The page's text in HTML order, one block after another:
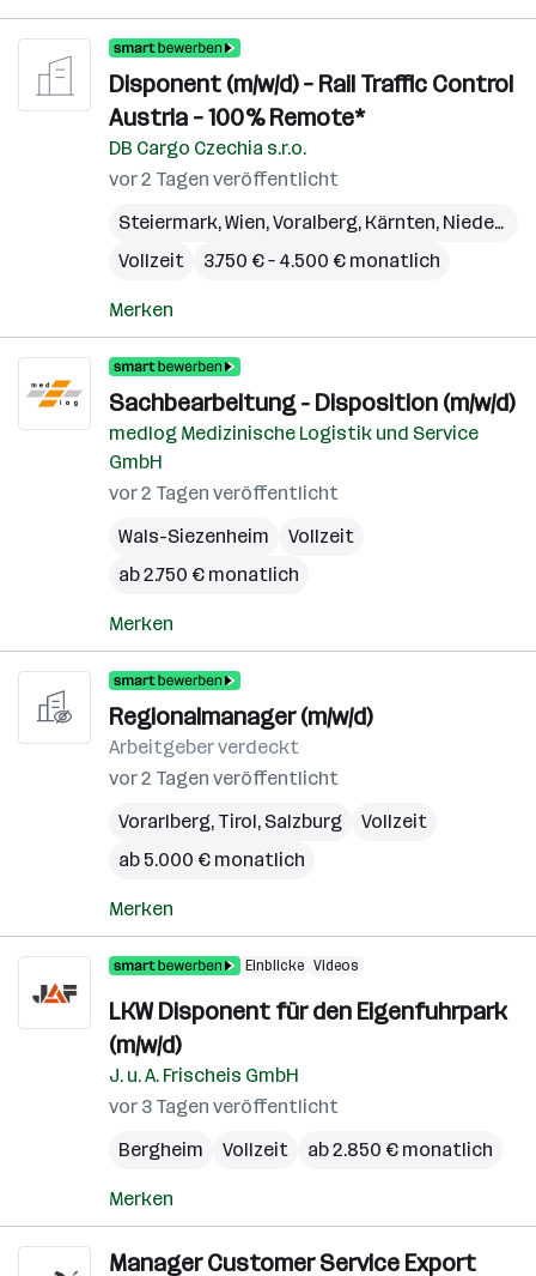
Disponent (m/w/d) – Rail Traffic Control
Austria – 100% Remote*
DB Cargo Czechia s.r.o.
vor 2 Tagen veröffentlicht
Steiermark,Wien,Voralberg, Kärnten, Niederösterreich
Vollzeit
3.750 € – 4.500 € monatlich
Merken
Sachbearbeitung - Disposition (m/w/d)
medlog Medizinische Logistik und Service
GmbH
vor 2 Tagen veröffentlicht
Wals-Siezenheim
Vollzeit
ab 2.750 € monatlich
Merken
Regionalmanager (m/w/d)
Arbeitgeber verdeckt
vor 2 Tagen veröffentlicht
Vorarlberg, Tirol, Salzburg
Vollzeit
ab 5.000 € monatlich
Merken
Einblicke Videos
LKW Disponent für den Eigenfuhrpark
(m/w/d)
J. u. A. Frischeis GmbH
vor 3 Tagen veröffentlicht
Bergheim
Vollzeit ab 2.850 € monatlich
Merken
Manager Customer Service Export